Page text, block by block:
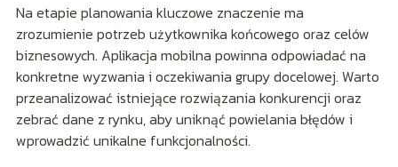
Na etapie planowania kluczowe znaczenie ma
zrozumienie potrzeb użytkownika końcowego oraz celów
biznesowych. Aplikacja mobilna powinna odpowiadać na
konkretne wyzwania i oczekiwania grupy docelowej. Warto
przeanalizować istniejące rozwiązania konkurencji oraz
zebrać dane z rynku, aby uniknąć powielania błędów i
wprowadzić unikalne funkcjonalności.